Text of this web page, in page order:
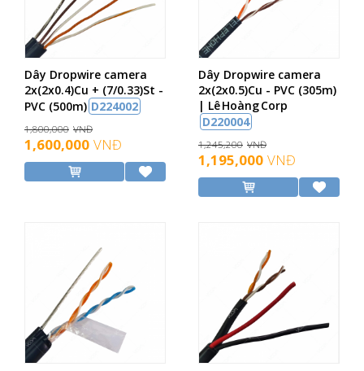
Dây Dropwire camera
2x(2x0.4)Cu + (7/0.33)St -
PVC (500m) D224002
1,800,000 VNĐ
1,600,000 VNĐ
Dây Dropwire camera
2x(2x0.5)Cu - PVC (305m)
| Lê Hoàng Corp
D220004
1,245,200 VNĐ
1,195,000 VNĐ